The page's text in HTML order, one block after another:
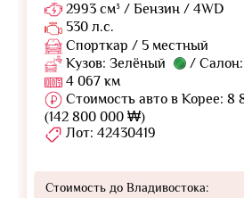
2993 см³ / Бензин / 4WD
530 л.с.
Спорткар / 5 местный
Кузов: Зелёный
/
4 067 км
Стоимость авто в Корее: 8
(142 800 000 ₩)
Лот: 42430419
Стоимость до Владивостока: